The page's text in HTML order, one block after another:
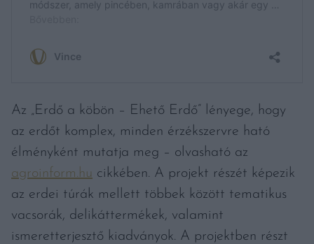
Az „Erdő a köbön – Ehető Erdő” lényege, hogy
az erdőt komplex, minden érzékszervre ható
élményként mutatja meg – olvasható az
agroinform.hu cikkében. A projekt részét képezik
az erdei túrák mellett többek között tematikus
vacsorák, delikáttermékek, valamint
ismeretterjesztő kiadványok. A projektben részt